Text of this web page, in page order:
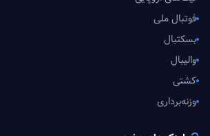
فوتبال ملی
بسکتبال
والیبال
کشتی
وزنه‌برداری